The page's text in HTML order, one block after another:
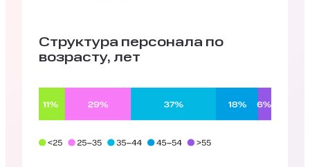
Структура персонала по
возрасту, лет